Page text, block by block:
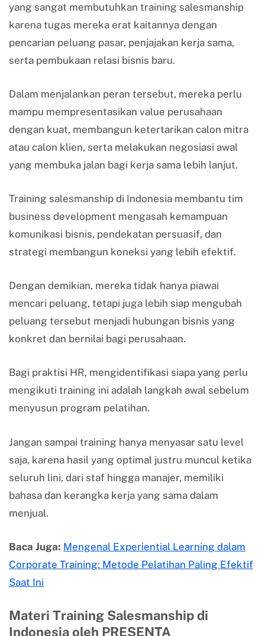
yang sangat membutuhkan training salesmanship
karena tugas mereka erat kaitannya dengan
pencarian peluang pasar, penjajakan kerja sama,
serta pembukaan relasi bisnis baru.
Dalam menjalankan peran tersebut, mereka perlu
mampu mempresentasikan value perusahaan
dengan kuat, membangun ketertarikan calon mitra
atau calon klien, serta melakukan negosiasi awal
yang membuka jalan bagi kerja sama lebih lanjut.
Training salesmanship di Indonesia membantu tim
business development mengasah kemampuan
komunikasi bisnis, pendekatan persuasif, dan
strategi membangun koneksi yang lebih efektif.
Dengan demikian, mereka tidak hanya piawai
mencari peluang, tetapi juga lebih siap mengubah
peluang tersebut menjadi hubungan bisnis yang
konkret dan bernilai bagi perusahaan.
Bagi praktisi HR, mengidentifikasi siapa yang perlu
mengikuti training ini adalah langkah awal sebelum
menyusun program pelatihan.
Jangan sampai training hanya menyasar satu level
saja, karena hasil yang optimal justru muncul ketika
seluruh lini, dari staf hingga manajer, memiliki
bahasa dan kerangka kerja yang sama dalam
menjual.
Baca Juga: Mengenal Experiential Learning dalam
Corporate Training: Metode Pelatihan Paling Efektif
Saat Ini
Materi Training Salesmanship di
Indonesia oleh PRESENTA